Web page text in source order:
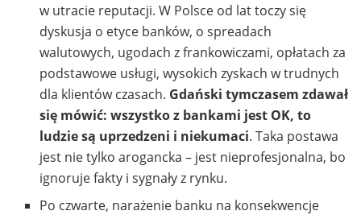
w utracie reputacji. W Polsce od lat toczy się
dyskusja o etyce banków, o spreadach
walutowych, ugodach z frankowiczami, opłatach za
podstawowe usługi, wysokich zyskach w trudnych
dla klientów czasach. Gdański tymczasem zdawał
się mówić: wszystko z bankami jest OK, to
ludzie są uprzedzeni i niekumaci. Taka postawa
jest nie tylko arogancka – jest nieprofesjonalna, bo
ignoruje fakty i sygnały z rynku.
Po czwarte, narażenie banku na konsekwencje